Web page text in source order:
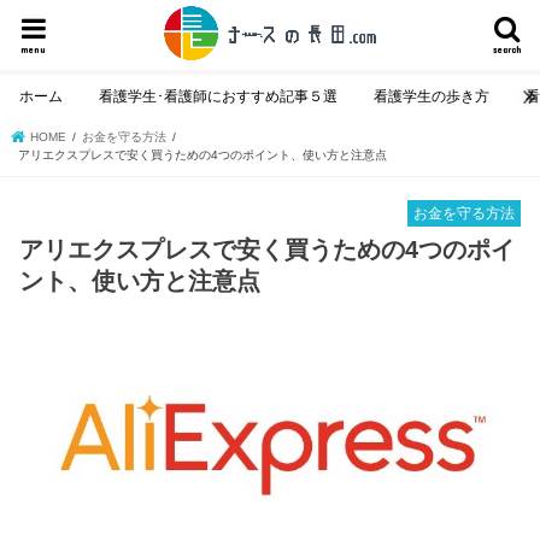
search
menu
ホーム 看護学生･看護師におすすめ記事５選 看護学生の歩き方
HOME
お金を守る方法
アリエクスプレスで安く買うための4つのポイント、使い方と注意点
お金を守る方法
アリエクスプレスで安く買うための4つのポイ
ント、使い方と注意点